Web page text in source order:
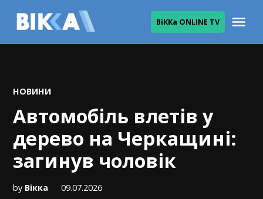
ВіККа ONLINE TV
POSTED
НОВИНИ
Автомобіль влетів у
дерево на Черкащині:
загинув чоловік
by Вікка 09.07.2026